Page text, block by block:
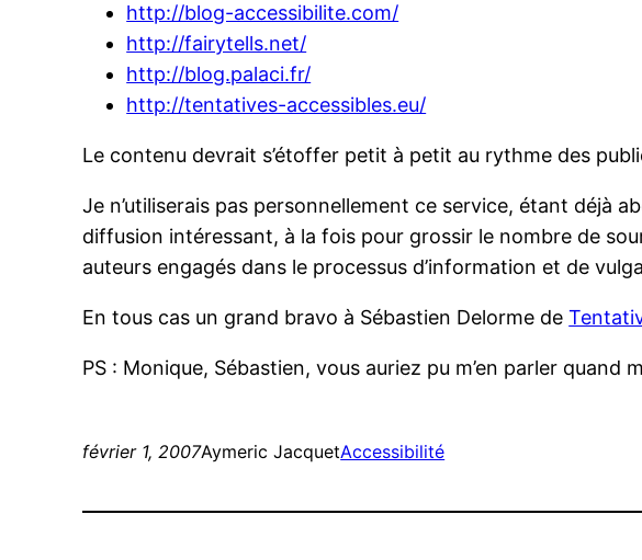
http://blog-accessibilite.com/
http://fairytells.net/
http://blog.palaci.fr/
http://tentatives-accessibles.eu/
Le contenu devrait s’étoffer petit à petit au rythme des
Je n’utiliserais pas personnellement ce service, étant déjà
diffusion intéressant, à la fois pour grossir le nombre de
auteurs engagés dans le processus d’information et de
En tous cas un grand bravo à Sébastien Delorme de
PS : Monique, Sébastien, vous auriez pu m’en parler quand
février 1, 2007Aymeric JacquetAccessibilité